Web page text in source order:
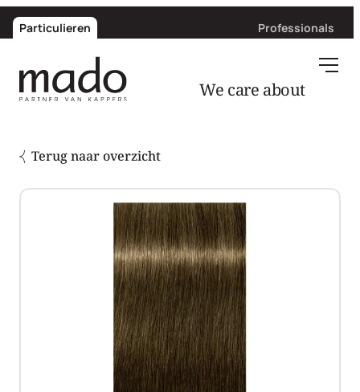
Particulieren Professionals
We care about
Terug naar overzicht